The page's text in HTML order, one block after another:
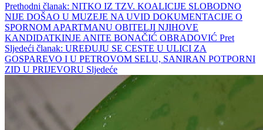
Prethodni članak: NITKO IZ TZV. KOALICIJE SLOBODNO
NIJE DOŠAO U MUZEJE NA UVID DOKUMENTACIJE O
SPORNOM APARTMANU OBITELJI NJIHOVE
KANDIDATKINJE ANITE BONAČIĆ OBRADOVIĆ Pret
Sljedeći članak: UREĐUJU SE CESTE U ULICI ZA
GOSPAREVO I U PETROVOM SELU, SANIRAN POTPORNI
ZID U PRIJEVORU Sljedeće